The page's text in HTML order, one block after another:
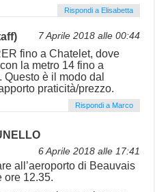
Rispondi a Elisabetta
7 Aprile 2018 alle 00:44
fino a Chatelet, dove
la metro 14 fino a
Questo è il modo dal
praticità/prezzo.
Rispondi a Marco
6 Aprile 2018 alle 17:41
all’aeroporto di Beauvais
ore 12.35.